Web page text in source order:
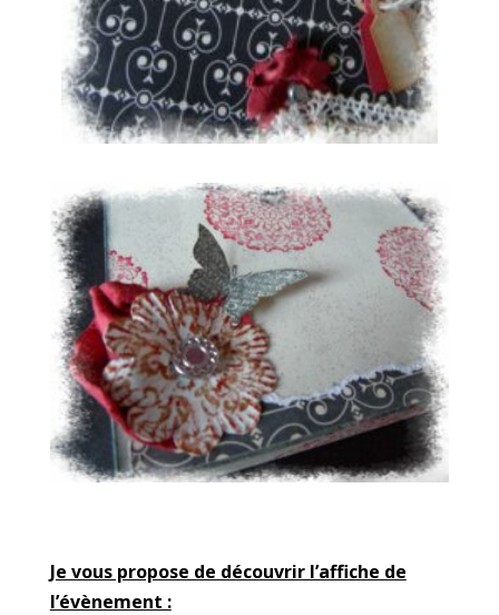
Je vous propose de découvrir l’affiche de
l’évènement :